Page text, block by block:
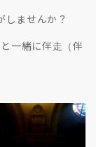
しませんか？
一緒に伴走（伴